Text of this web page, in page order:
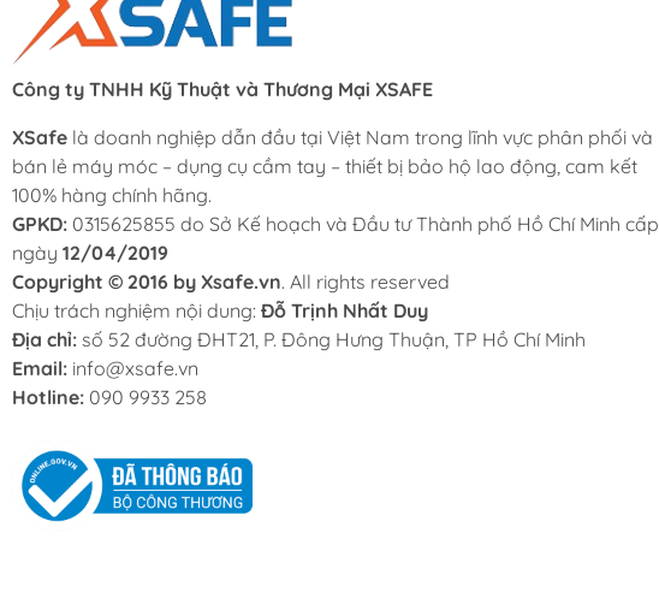
Công ty TNHH Kỹ Thuật và Thương Mại XSAFE
XSafe là doanh nghiệp dẫn đầu tại Việt Nam trong lĩnh vực phân phối và
bán lẻ máy móc – dụng cụ cầm tay – thiết bị bảo hộ lao động, cam kết
100% hàng chính hãng.
GPKD: 0315625855 do Sở Kế hoạch và Đầu tư Thành phố Hồ Chí Minh cấp
ngày 12/04/2019
Copyright © 2016 by Xsafe.vn. All rights reserved
Chịu trách nghiệm nội dung: Đỗ Trịnh Nhất Duy
Địa chỉ: số 52 đường ĐHT21, P. Đông Hưng Thuận, TP Hồ Chí Minh
Email: info@xsafe.vn
Hotline: 090 9933 258